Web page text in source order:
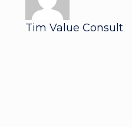
Tim Value Consult